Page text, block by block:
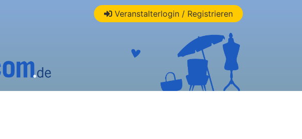
Veranstalterlogin / Registrieren